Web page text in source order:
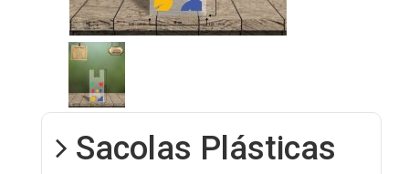
Sacolas Plásticas